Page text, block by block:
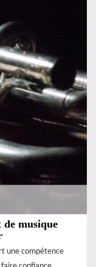
musique
une compétence